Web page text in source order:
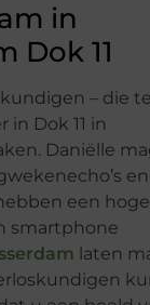
in
Dok 11
– die
Dok 11 in
Daniëlle
en
een hoge
smartphone
laten